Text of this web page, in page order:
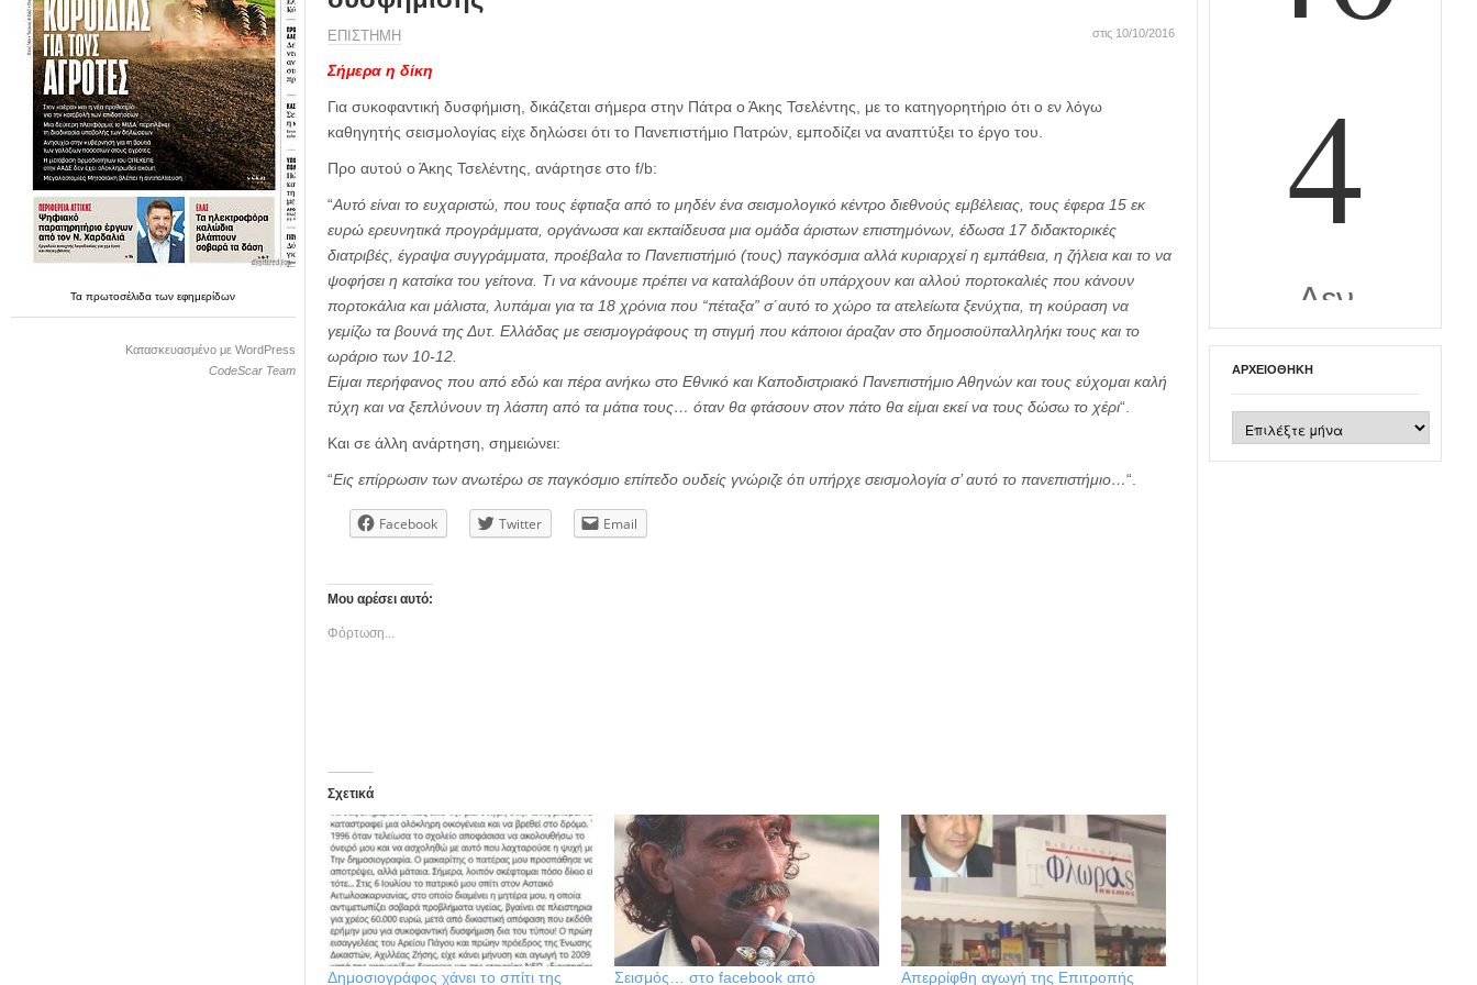
Ταπρωτοσέλιδατωνεφημερίδων
Κατασκευασμένο με WordPress
CodeScar Team
ΕΠΙΣΤΗΜΗ στις 10/10/2016
Σήμερα η δίκη
Για συκοφαντική δυσφήμιση, δικάζεται σήμερα στην Πάτρα ο Άκης Τσελέντης, με το κατηγορητήριο ότι ο εν λόγω
καθηγητής σεισμολογίας είχε δηλώσει ότι το Πανεπιστήμιο Πατρών, εμποδίζει να αναπτύξει το έργο του.
Προ αυτού ο Άκης Τσελέντης, ανάρτησε στο f/b:
“Αυτό είναι το ευχαριστώ, που τους έφτιαξα από το μηδέν ένα σεισμολογικό κέντρο διεθνούς εμβέλειας, τους έφερα 15 εκ
ευρώ ερευνητικά προγράμματα, οργάνωσα και εκπαίδευσα μια ομάδα άριστων επιστημόνων, έδωσα 17 διδακτορικές
διατριβές, έγραψα συγγράμματα, προέβαλα το Πανεπιστήμιό (τους) παγκόσμια αλλά κυριαρχεί η εμπάθεια, η ζήλεια και το να
ψοφήσει η κατσίκα του γείτονα. Τι να κάνουμε πρέπει να καταλάβουν ότι υπάρχουν και αλλού πορτοκαλιές που κάνουν
πορτοκάλια και μάλιστα, λυπάμαι για τα 18 χρόνια που “πέταξα” σ΄αυτό το χώρο τα ατελείωτα ξενύχτια, τη κούραση να
γεμίζω τα βουνά της Δυτ. Ελλάδας με σεισμογράφους τη στιγμή που κάποιοι άραζαν στο δημοσιοϋπαλληλήκι τους και το
ωράριο των 10-12.
Είμαι περήφανος που από εδώ και πέρα ανήκω στο Εθνικό και Καποδιστριακό Πανεπιστήμιο Αθηνών και τους εύχομαι καλή
τύχη και να ξεπλύνουν τη λάσπη από τα μάτια τους… όταν θα φτάσουν στον πάτο θα είμαι εκεί να τους δώσω το χέρι“.
Και σε άλλη ανάρτηση, σημειώνει:
“Εις επίρρωσιν των ανωτέρω σε παγκόσμιο επίπεδο ουδείς γνώριζε ότι υπήρχε σεισμολογία σ’ αυτό το πανεπιστήμιο…“.
Facebook Twitter Email
Μου αρέσει αυτό:
Φόρτωση...
Σχετικά
Δημοσιογράφος χάνει το σπίτι της
Σεισμός… στο facebook από
Απερρίφθη αγωγή της Επιτροπής
ΑΡΧΕΙΟΘΉΚΗ